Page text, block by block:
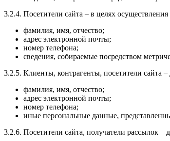
3.2.4. Посетители сайта – в целях
фамилия, имя, отчество;
адрес электронной почты;
номер телефона;
сведения, собираемые посредством
3.2.5. Клиенты, контрагенты, посетители сайта
фамилия, имя, отчество;
адрес электронной почты;
номер телефона;
иные персональные данные,
3.2.6. Посетители сайта, получатели рассылок